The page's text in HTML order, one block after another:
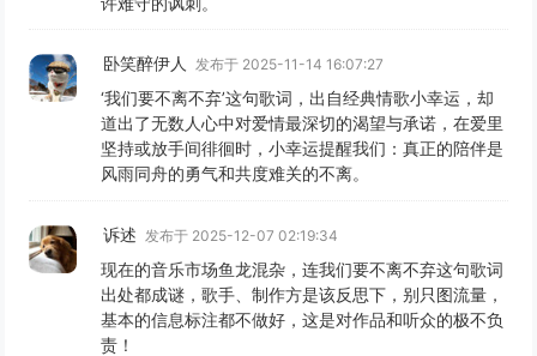
卧笑醉伊人 发布于 2025-11-14 16:07:27
‘我们要不离不弃’这句歌词，出自经典情歌小幸运，却
道出了无数人心中对爱情最深切的渴望与承诺，在爱里
坚持或放手间徘徊时，小幸运提醒我们：真正的陪伴是
风雨同舟的勇气和共度难关的不离。
诉述 发布于 2025-12-07 02:19:34
现在的音乐市场鱼龙混杂，连我们要不离不弃这句歌词
出处都成谜，歌手、制作方是该反思下，别只图流量，
基本的信息标注都不做好，这是对作品和听众的极不负
责！